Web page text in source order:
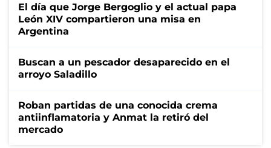
El día que Jorge Bergoglio y el actual papa
León XIV compartieron una misa en
Argentina
Buscan a un pescador desaparecido en el
arroyo Saladillo
Roban partidas de una conocida crema
antiinflamatoria y Anmat la retiró del
mercado